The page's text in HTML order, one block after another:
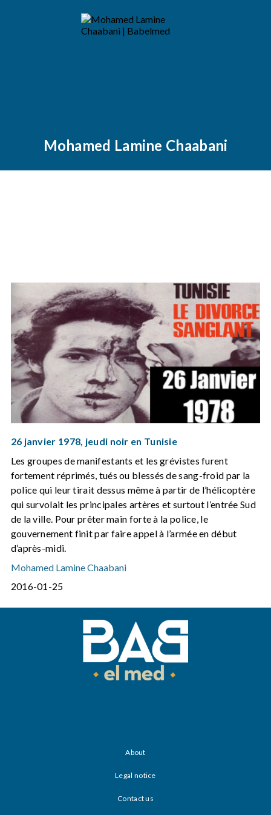
Mohamed Lamine Chaabani
26 janvier 1978, jeudi noir en Tunisie
Les groupes de manifestants et les grévistes furent
fortement réprimés, tués ou blessés de sang-froid par la
police qui leur tirait dessus même à partir de l’hélicoptère
qui survolait les principales artères et surtout l’entrée Sud
de la ville. Pour prêter main forte à la police, le
gouvernement finit par faire appel à l’armée en début
d’après-midi.
Mohamed Lamine Chaabani
2016-01-25
About
Legal notice
Contact us